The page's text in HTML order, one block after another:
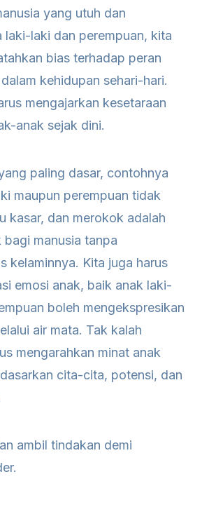
yang utuh dan
laki-laki dan perempuan, kita
bias terhadap peran
kehidupan sehari-hari.
mengajarkan kesetaraan
anak sejak dini.
paling dasar, contohnya
maupun perempuan tidak
kasar, dan merokok adalah
bagi manusia tanpa
kelaminnya. Kita juga harus
emosi anak, baik anak laki-
boleh mengekspresikan
air mata. Tak kalah
mengarahkan minat anak
cita-cita, potensi, dan
ambil tindakan demi